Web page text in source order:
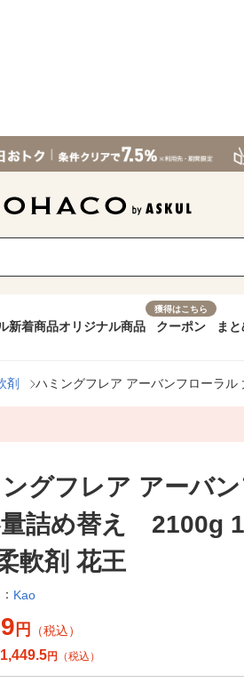
新着商品オリジナル商品
獲得はこちら
クーポン ま
剤 ハミングフレア アーバンフローラ
グフレア アーバ
詰め替え 2100g
軟剤 花王
Kao
円 （税込）
1,449.5円 （税込）